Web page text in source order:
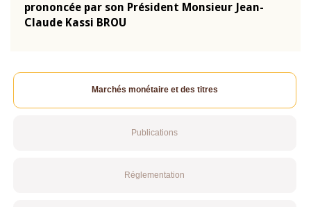
prononcée par son Président Monsieur Jean-
Claude Kassi BROU
Marchés monétaire et des titres
Publications
Réglementation